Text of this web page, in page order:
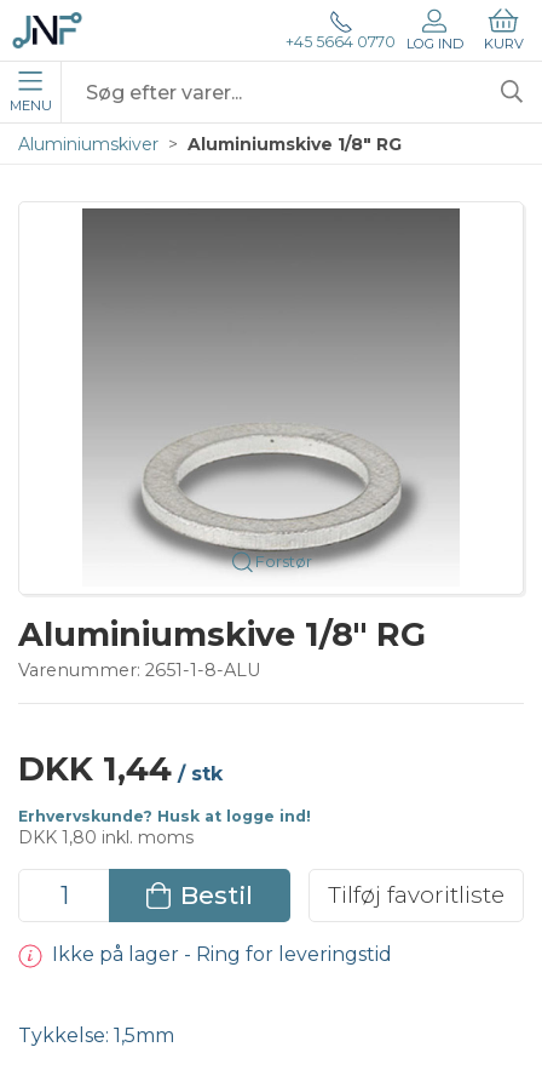
+45 5664 0770 LOG IND KURV
MENU
Aluminiumskiver Aluminiumskive 1/8" RG
Forstør
Aluminiumskive 1/8" RG
Varenummer: 2651-1-8-ALU
DKK 1,44 / stk
Erhvervskunde? Husk at logge ind!
DKK 1,80 inkl. moms
Bestil Tilføj favoritliste
Ikke på lager - Ring for leveringstid
Tykkelse: 1,5mm